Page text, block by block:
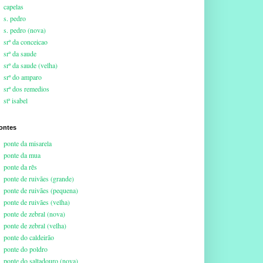
capelas
s. pedro
s. pedro (nova)
srª da conceicao
srª da saude
srª da saude (velha)
srª do amparo
srª dos remedios
stª isabel
ponte da misarela
ponte da mua
ponte da rês
ponte de ruivães (grande)
ponte de ruivães (pequena)
ponte de ruivães (velha)
ponte de zebral (nova)
ponte de zebral (velha)
ponte do caldeirão
ponte do poldro
ponte do saltadouro (nova)